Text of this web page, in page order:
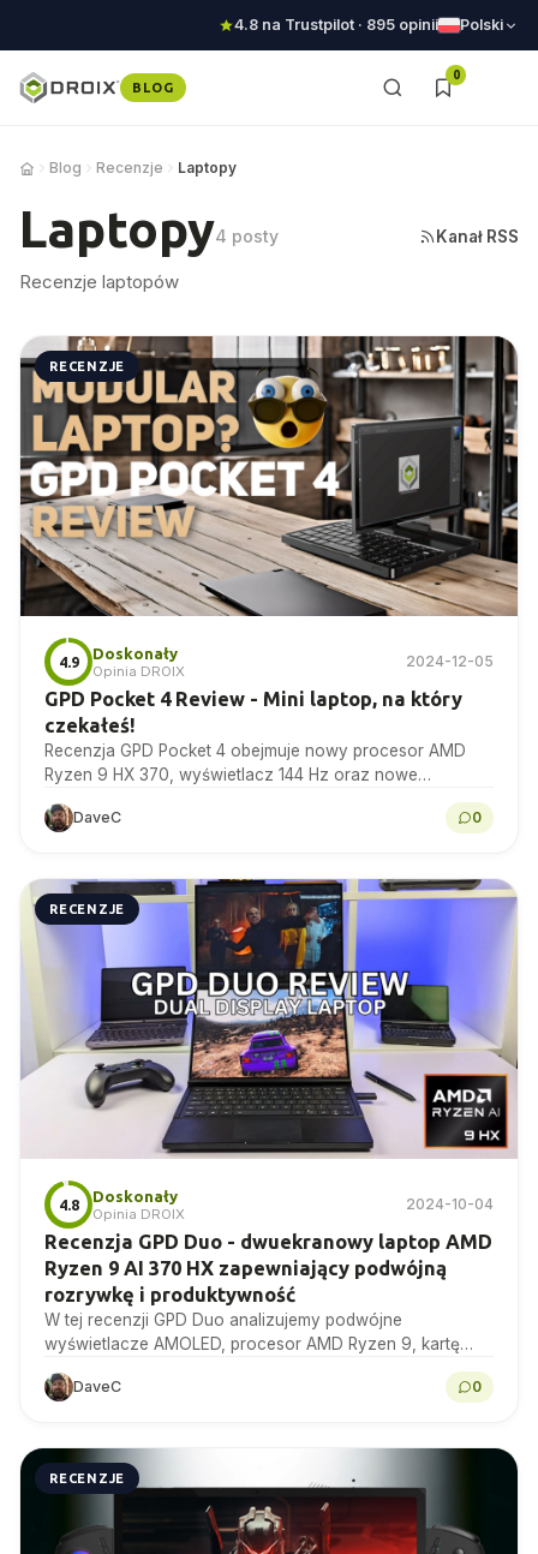
4.8 na Trustpilot · 895 opinii Polski
BLOG
0
Blog Recenzje Laptopy
Laptopy4 posty Kanał RSS
Recenzje laptopów
RECENZJE
4.9
Doskonały
Opinia DROIX
2024-12-05
GPD Pocket 4 Review - Mini laptop, na który
czekałeś!
Recenzja GPD Pocket 4 obejmuje nowy procesor AMD
Ryzen 9 HX 370, wyświetlacz 144 Hz oraz nowe
DaveC 0
RECENZJE
4.8
Doskonały
Opinia DROIX
2024-10-04
Recenzja GPD Duo - dwuekranowy laptop AMD
Ryzen 9 AI 370 HX zapewniający podwójną
rozrywkę i produktywność
W tej recenzji GPD Duo analizujemy podwójne
wyświetlacze AMOLED, procesor AMD Ryzen 9, kartę
graficzną Radeon 890M i funkcje wydajnościowe, dzięki
czemu jest to...
DaveC 0
RECENZJE